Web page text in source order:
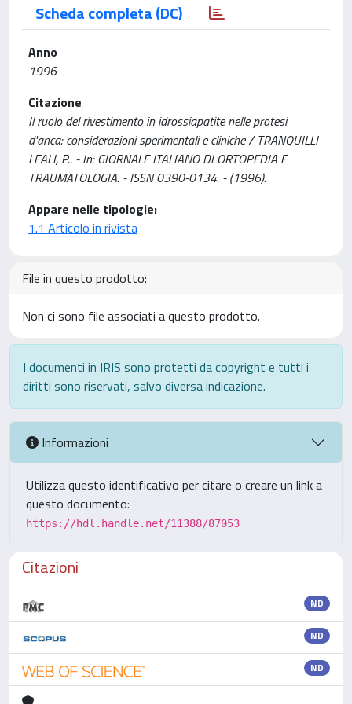
Scheda completa (DC)
Anno
1996
Citazione
Il ruolo del rivestimento in idrossiapatite nelle protesi
d'anca: considerazioni sperimentali e cliniche / TRANQUILLI
LEALI, P.. - In: GIORNALE ITALIANO DI ORTOPEDIA E
TRAUMATOLOGIA. - ISSN 0390-0134. - (1996).
Appare nelle tipologie:
1.1 Articolo in rivista
File in questo prodotto:
Non ci sono file associati a questo prodotto.
I documenti in IRIS sono protetti da copyright e tutti i
diritti sono riservati, salvo diversa indicazione.
Informazioni
Utilizza questo identificativo per citare o creare un link a
questo documento:
https://hdl.handle.net/11388/87053
Citazioni
ND
ND
ND